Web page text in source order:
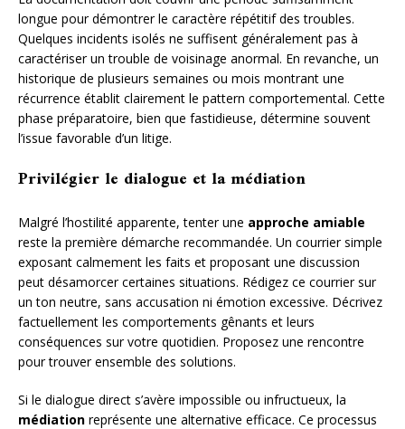
longue pour démontrer le caractère répétitif des troubles.
Quelques incidents isolés ne suffisent généralement pas à
caractériser un trouble de voisinage anormal. En revanche, un
historique de plusieurs semaines ou mois montrant une
récurrence établit clairement le pattern comportemental. Cette
phase préparatoire, bien que fastidieuse, détermine souvent
l’issue favorable d’un litige.
Privilégier le dialogue et la médiation
Malgré l’hostilité apparente, tenter une approche amiable
reste la première démarche recommandée. Un courrier simple
exposant calmement les faits et proposant une discussion
peut désamorcer certaines situations. Rédigez ce courrier sur
un ton neutre, sans accusation ni émotion excessive. Décrivez
factuellement les comportements gênants et leurs
conséquences sur votre quotidien. Proposez une rencontre
pour trouver ensemble des solutions.
Si le dialogue direct s’avère impossible ou infructueux, la
médiation représente une alternative efficace. Ce processus